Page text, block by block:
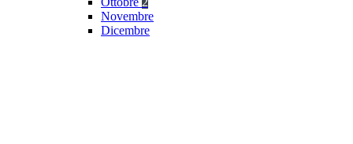
Novembre
Dicembre